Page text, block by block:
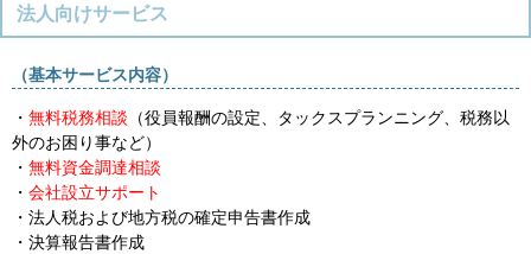
法人向けサービス
（基本サービス内容）
・ 無料税務相談 （役員報酬の設定、タックスプランニング、税務以
外のお困り事など）
・ 無料資金調達相談
・ 会社設立サポート
・法人税および地方税の確定申告書作成
・決算報告書作成